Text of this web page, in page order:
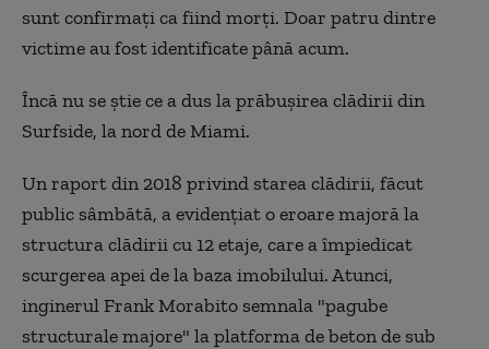
sunt confirmați ca fiind morți. Doar patru dintre
victime au fost identificate până acum.
Încă nu se știe ce a dus la prăbușirea clădirii din
Surfside, la nord de Miami.
Un raport din 2018 privind starea clădirii, făcut
public sâmbătă, a evidențiat o eroare majoră la
structura clădirii cu 12 etaje, care a împiedicat
scurgerea apei de la baza imobilului. Atunci,
inginerul Frank Morabito semnala "pagube
structurale majore" la platforma de beton de sub